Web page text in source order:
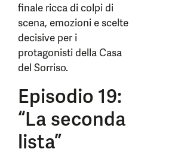
finale ricca di colpi di
scena, emozioni e scelte
decisive per i
protagonisti della Casa
del Sorriso.
Episodio 19:
“La seconda
lista”